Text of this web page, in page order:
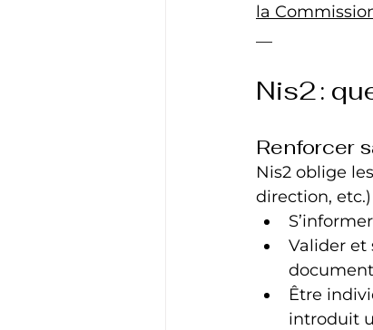
la
Nis2 :
Renforcer
Nis2 oblige les
direction,
Valider et
Être
introduit